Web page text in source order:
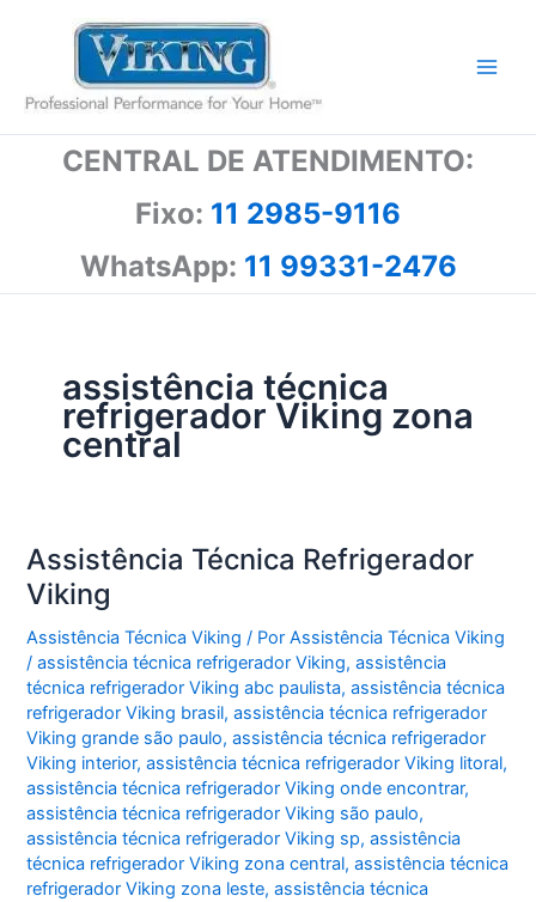
conteúdo
CENTRAL DE ATENDIMENTO:
Fixo: 11 2985-9116
WhatsApp: 11 99331-2476
assistência técnica
refrigerador Viking zona
central
Assistência Técnica Refrigerador
Viking
Assistência Técnica Viking / PorAssistência Técnica Viking
/assistência técnica refrigerador Viking,assistência
técnica refrigerador Viking abc paulista,assistência técnica
refrigerador Viking brasil,assistência técnica refrigerador
Viking grande são paulo,assistência técnica refrigerador
Viking interior,assistência técnica refrigerador Viking litoral,
assistência técnica refrigerador Viking onde encontrar,
assistência técnica refrigerador Viking são paulo,
assistência técnica refrigerador Viking sp,assistência
técnica refrigerador Viking zona central,assistência técnica
refrigerador Viking zona leste,assistência técnica